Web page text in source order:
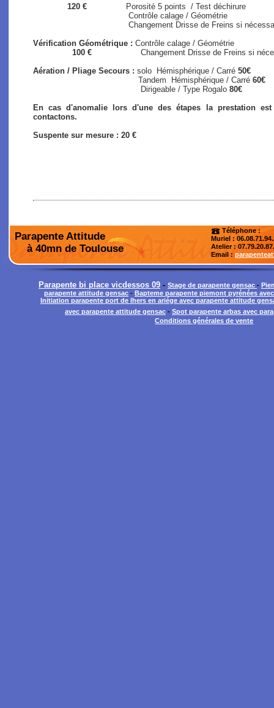
120 € Porosité 5 points / Test déchirure
Contrôle calage / Géométrie
Changement Drisse de Freins si nécessaire
Vérification Géométrique : Contrôle calage / Géométrie
100 € Changement Drisse de Freins si
Aération / Pliage Secours : solo Hémisphérique / Carré 50€
Tandem Hémisphérique / Carré 60€
Dirigeable / Type Rogalo 80€
En cas d'anomalie lors d'une des étapes la prestation
contactons.
Suspente sur mesure : 20 €
Parapente Attitude
à 40mn de Toulouse
Téléphone :
Muriel :
Atelier:
Email :
Parapente bi place vicdessos 09 - Stage de parapente gensac -
parapente attitude gensac - Bapteme parapente piemont pyrénées
Initiation parapente port de lhers en ariége avec parapente attitude
avec parapente attitude gensac - Spot parapente arbas avec
Conditions générales de vente